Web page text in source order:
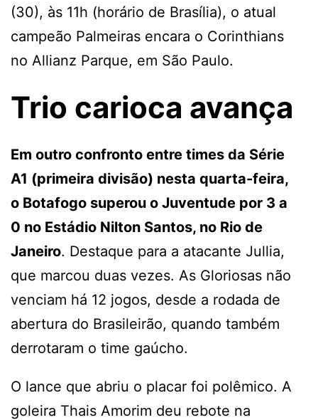
(30), às 11h (horário de Brasília), o atual
campeão Palmeiras encara o Corinthians
no Allianz Parque, em São Paulo.
Trio carioca avança
Em outro confronto entre times da Série
A1 (primeira divisão) nesta quarta-feira,
o Botafogo superou o Juventude por 3 a
0 no Estádio Nilton Santos, no Rio de
Janeiro. Destaque para a atacante Jullia,
que marcou duas vezes. As Gloriosas não
venciam há 12 jogos, desde a rodada de
abertura do Brasileirão, quando também
derrotaram o time gaúcho.
O lance que abriu o placar foi polêmico. A
goleira Thais Amorim deu rebote na